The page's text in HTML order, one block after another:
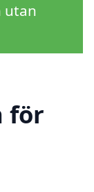
utan
för